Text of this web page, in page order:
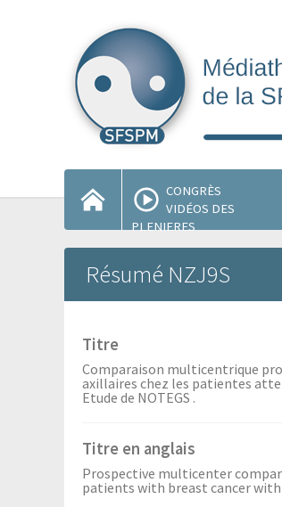
CONGRÈS
VIDÉOS DES
PLENIERES
Résumé NZJ9S
Titre
Comparaison multicentrique
axillaires chez les patientes
Etude de NOTEGS .
Titre en anglais
Prospective multicenter
patients with breast cancer